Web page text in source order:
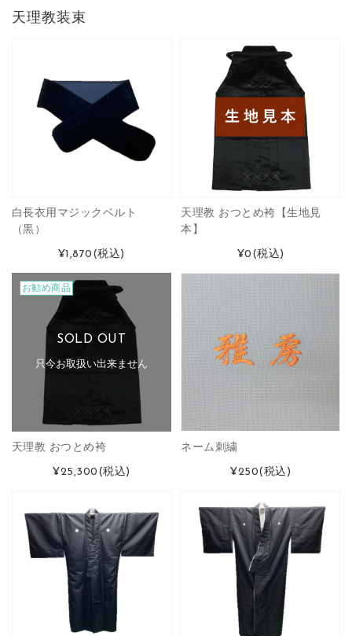
天理教装束
白長衣用マジックベルト
（黒）
¥1,870 (税込)
天理教 おつとめ袴【生地見
本】
¥0 (税込)
お勧め商品
SOLD OUT
只今お取扱い出来ません
天理教 おつとめ袴
¥25,300 (税込)
ネーム刺繍
¥250(税込)